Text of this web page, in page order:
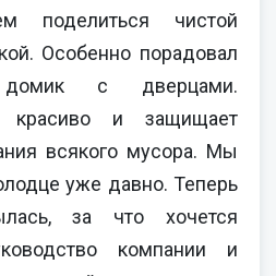
чистой
Особенно порадовал
домик с дверцами.
красиво и защищает
всякого мусора. Мы
уже давно. Теперь
за что хочется
компании и